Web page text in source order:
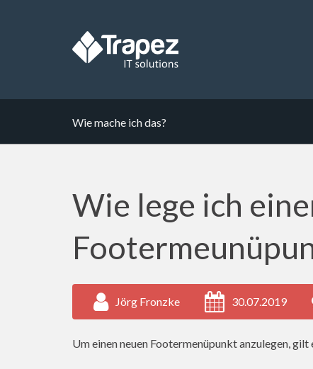
Wie mache ich das?
Wie lege ich
Jörg Fronzke 30.07.2019
Um einen neuen Footermenüpunkt anzulegen,